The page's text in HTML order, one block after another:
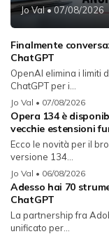
Jo Val• 07/08/2026
Finalmente
ChatGPT
OpenAI elimina i limiti
ChatGPT per i...
Jo Val • 07/08/2026
Opera 134 è
vecchie estensioni
Ecco le novità per il
versione 134...
Jo Val • 06/08/2026
Adesso hai 70
ChatGPT
La partnership fra
unificato per...